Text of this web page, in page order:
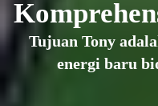
Lebih
adalah untuk
Tujuan Tony
energi baru